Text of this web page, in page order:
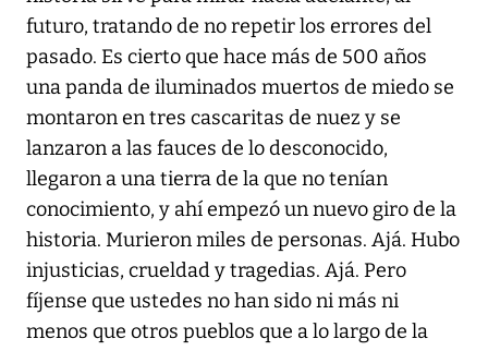
futuro, tratando de no repetir los errores del
pasado. Es cierto que hace más de 500 años
una panda de iluminados muertos de miedo se
montaron en tres cascaritas de nuez y se
lanzaron a las fauces de lo desconocido,
llegaron a una tierra de la que no tenían
conocimiento, y ahí empezó un nuevo giro de la
historia. Murieron miles de personas. Ajá. Hubo
injusticias, crueldad y tragedias. Ajá. Pero
fíjense que ustedes no han sido ni más ni
menos que otros pueblos que a lo largo de la